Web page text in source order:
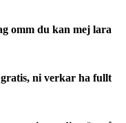
omm du kan mej lara
ni verkar ha fullt